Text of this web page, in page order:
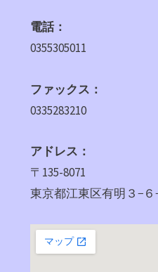
電話：
0355305011
ファックス：
0335283210
アドレス：
〒135-8071
東京都江東区有明３−